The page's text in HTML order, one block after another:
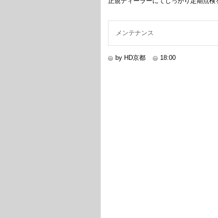
メンテナンス
by HD京都 18:00